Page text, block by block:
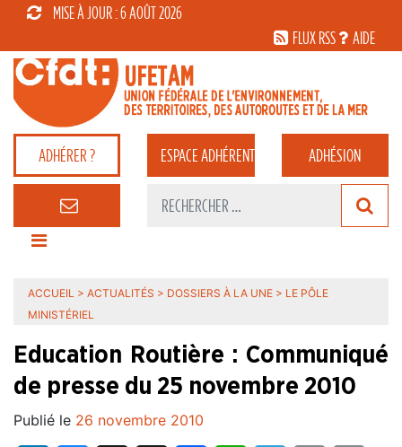
MISE À JOUR : 6 AOÛT 2026
FLUX RSS
AIDE
ADHÉRER ? ESPACEADHÉRENT ADHÉSION
ACCUEIL > ACTUALITÉS > DOSSIERS À LA UNE > LE PÔLE
MINISTÉRIEL
Education Routière : Communiqué
de presse du 25 novembre 2010
Publié le 26 novembre 2010